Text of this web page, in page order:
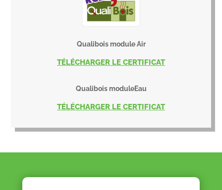
Qualibois module Air
TÉLÉCHARGER LE CERTIFICAT
Qualibois moduleEau
TÉLÉCHARGER LE CERTIFICAT